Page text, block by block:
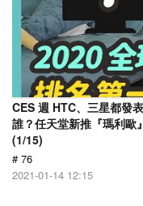
CES 週 HTC、三星都發
誰？任天堂新推『瑪利
(1/15)
# 76
2021-01-14 12:15